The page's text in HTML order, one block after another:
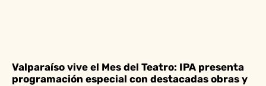
Valparaíso vive el Mes del Teatro: IPA presenta
programación especial con destacadas obras y